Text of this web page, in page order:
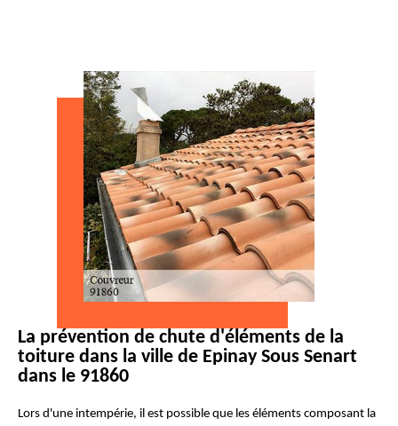
La prévention de chute d'éléments de la
toiture dans la ville de Epinay Sous Senart
dans le 91860
Lors d'une intempérie, il est possible que les éléments composant la